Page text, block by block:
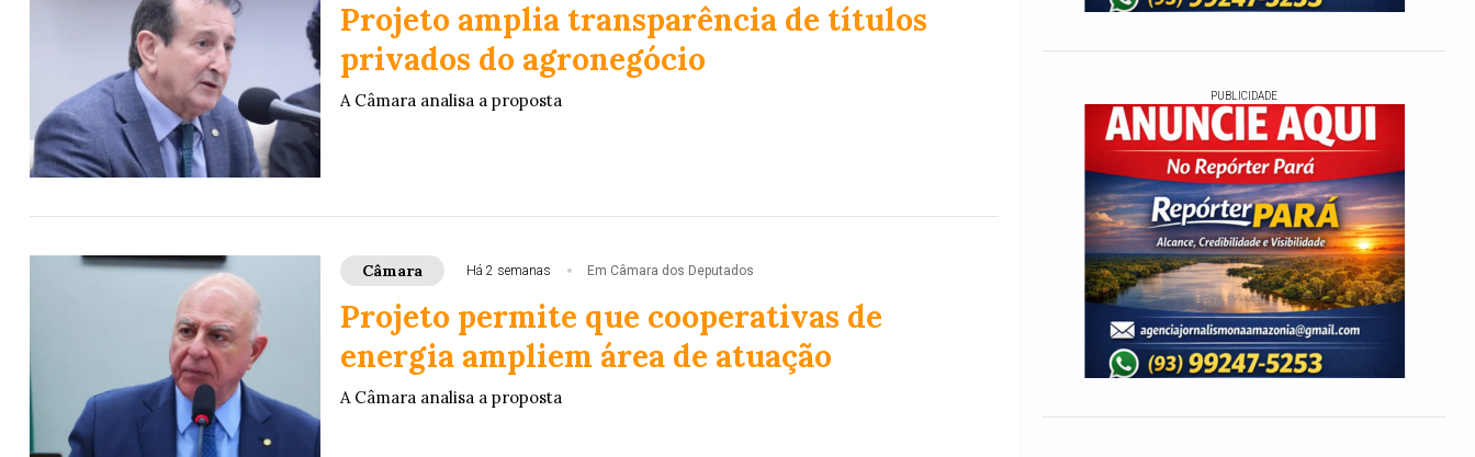
Projeto amplia transparência de títulos
privados do agronegócio
A Câmara analisa a proposta
Câmara Há 2 semanas Em Câmara dos Deputados
Projeto permite que cooperativas de
energia ampliem área de atuação
A Câmara analisa a proposta
PUBLICIDADE